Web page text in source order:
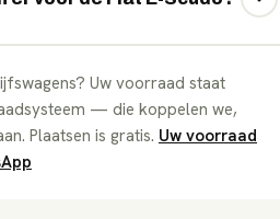
de scherpste
Lease. Bij private lease
all-in vast maandbedrag;
zijn zakelijke vormen met
het voordeligst is, hangt af
adviseert onafhankelijk en
Uw voorraad staat
— die koppelen we,
Plaatsen is gratis. Uw voorraad